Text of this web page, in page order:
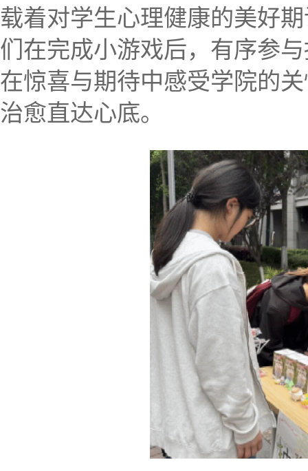
载着对学生心理健康的美好
们在完成小游戏后，有序参
在惊喜与期待中感受学院的
治愈直达心底。